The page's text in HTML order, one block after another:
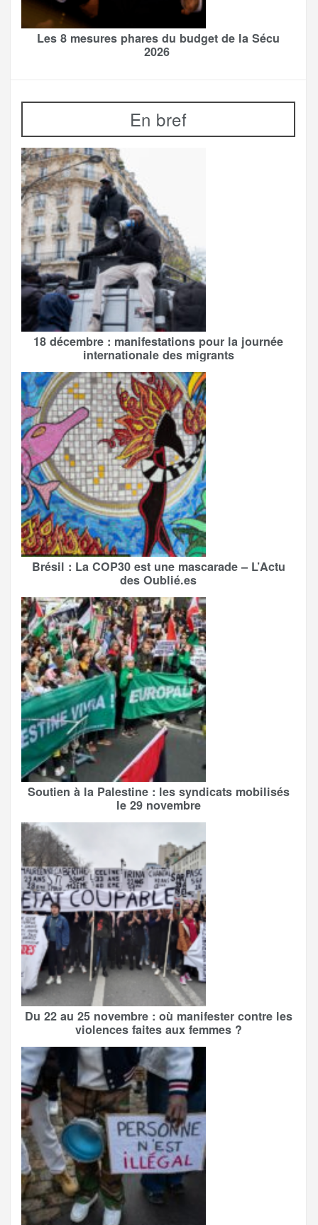
Les 8 mesures phares du budget de la Sécu
2026
En bref
18 décembre : manifestations pour la journée
internationale des migrants
Brésil : La COP30 est une mascarade – L’Actu
des Oublié.es
Soutien à la Palestine : les syndicats mobilisés
le 29 novembre
Du 22 au 25 novembre : où manifester contre les
violences faites aux femmes ?